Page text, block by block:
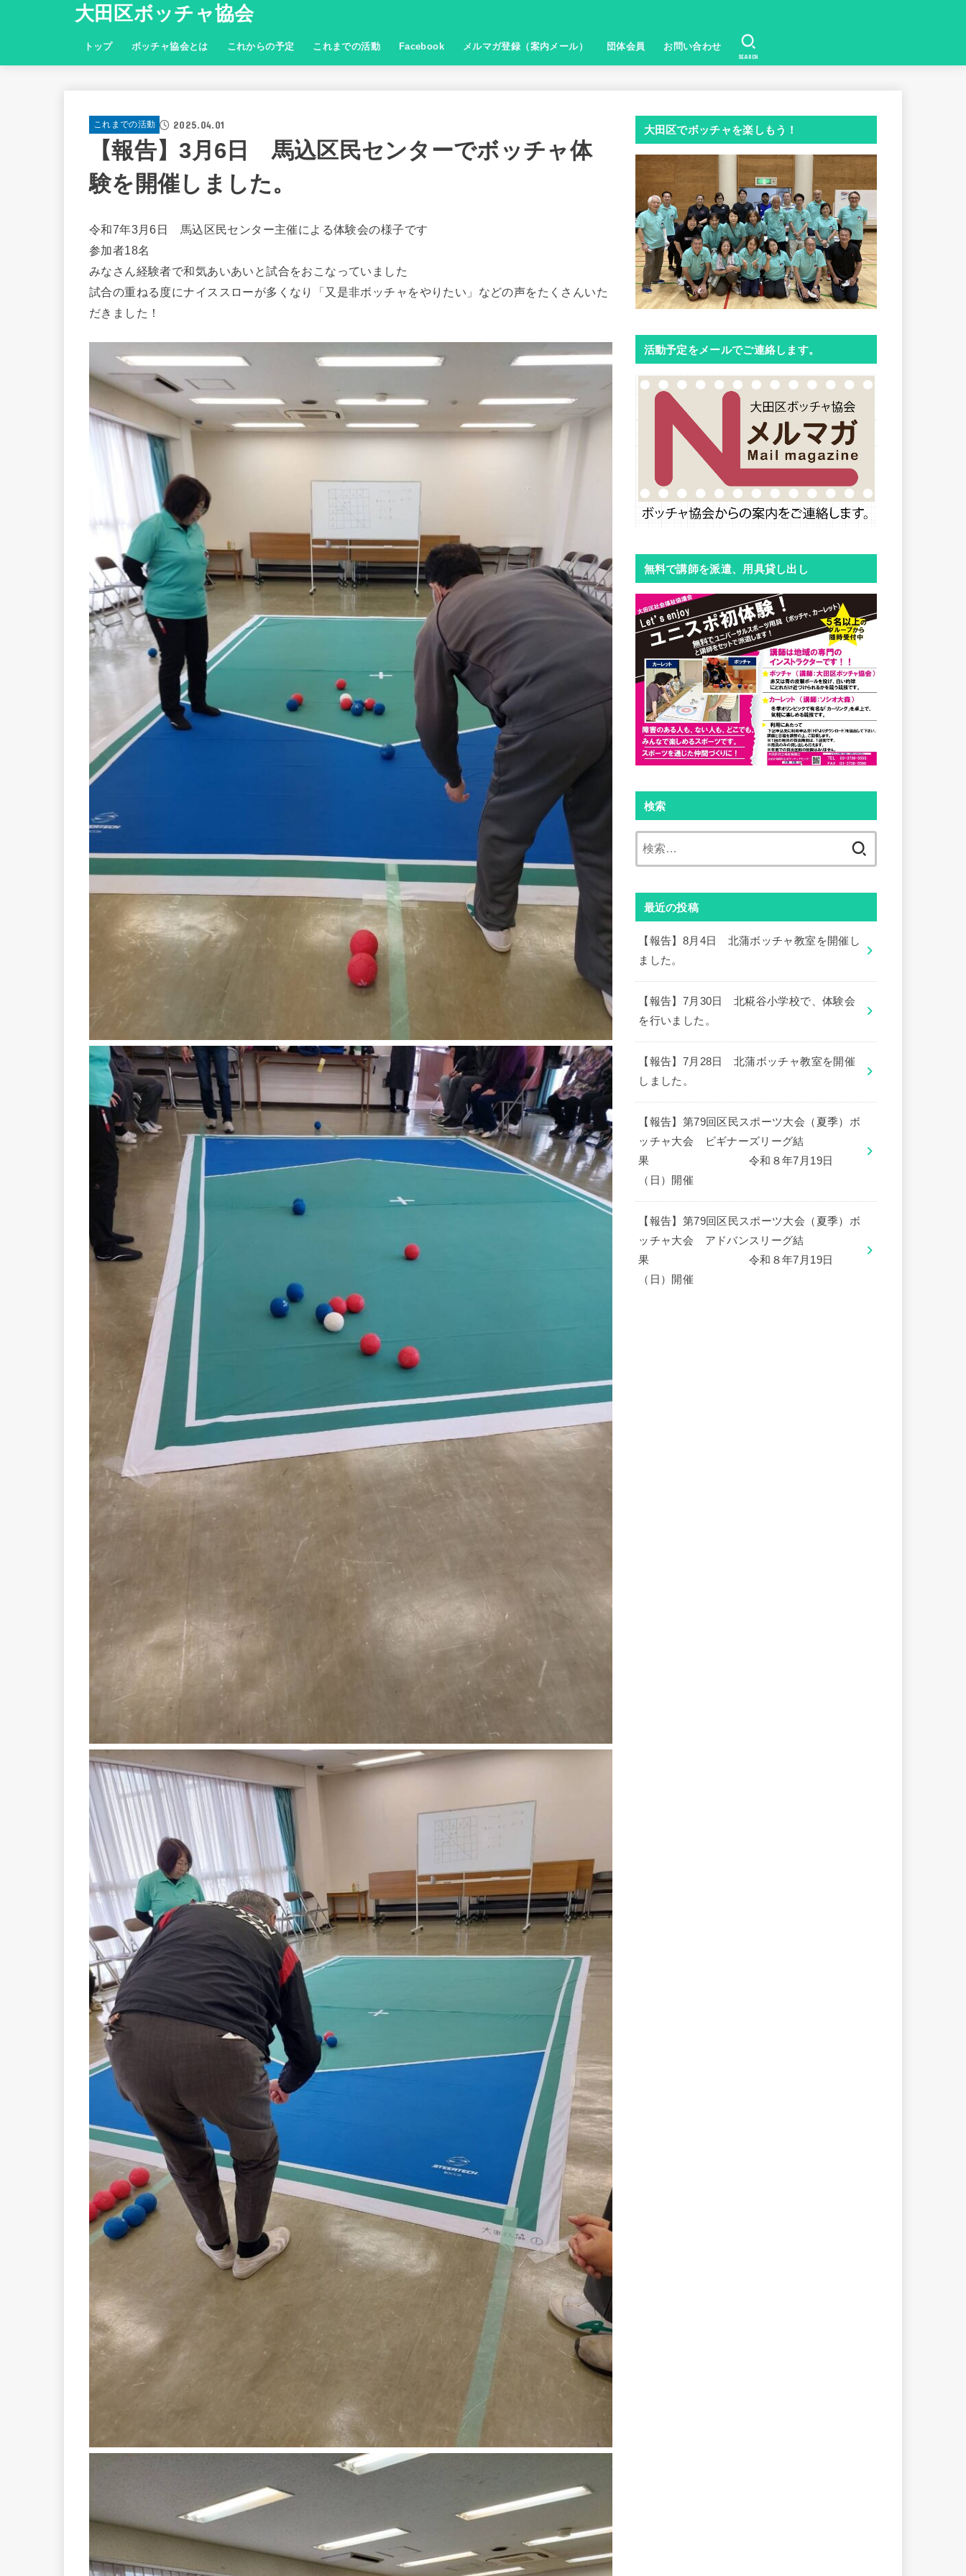
大田区ボッチャ協会
トップ ボッチャ協会とは これからの予定 これまでの活動 Facebook メルマガ登録（案内メール） 団体会員 お問い合わせ
SEARCH
これまでの活動 2025.04.01
【報告】3月6日 馬込区民センターでボッチャ体
験を開催しました。
令和7年3月6日 馬込区民センター主催による体験会の様子です
参加者18名
みなさん経験者で和気あいあいと試合をおこなっていました
試合の重ねる度にナイススローが多くなり「又是非ボッチャをやりたい」などの声をたくさんいた
だきました！
大田区でボッチャを楽しもう！
活動予定をメールでご連絡します。
無料で講師を派遣、用具貸し出し
検索
最近の投稿
【報告】8月4日 北蒲ボッチャ教室を開催し
ました。
【報告】7月30日 北糀谷小学校で、体験会
を行いました。
【報告】7月28日 北蒲ボッチャ教室を開催
しました。
【報告】第79回区民スポーツ大会（夏季）ボ
ッチャ大会 ビギナーズリーグ結
果 令和８年7月19日
（日）開催
【報告】第79回区民スポーツ大会（夏季）ボ
ッチャ大会 アドバンスリーグ結
果 令和８年7月19日
（日）開催